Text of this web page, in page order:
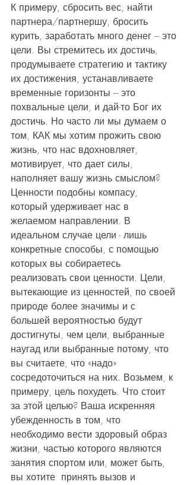
К примеру, сбросить вес, найти
партнера/партнершу, бросить
курить, заработать много денег – это
цели. Вы стремитесь их достичь,
продумываете стратегию и тактику
их достижения, устанавливаете
временные горизонты – это
похвальные цели, и дай-то Бог их
достичь. Но часто ли мы думаем о
том, КАК мы хотим прожить свою
жизнь, что нас вдохновляет,
мотивирует, что дает силы,
наполняет вашу жизнь смыслом?
Ценности подобны компасу,
который удерживает нас в
желаемом направлении. В
идеальном случае цели - лишь
конкретные способы, с помощью
которых вы собираетесь
реализовать свои ценности. Цели,
вытекающие из ценностей, по своей
природе более значимы и с
большей вероятностью будут
достигнуты, чем цели, выбранные
наугад или выбранные потому, что
вы считаете, что «надо»
сосредоточиться на них. Возьмем, к
примеру, цель похудеть. Что стоит
за этой целью? Ваша искренняя
убежденность в том, что
необходимо вести здоровый образ
жизни, частью которого являются
занятия спортом или, может быть,
вы хотите  принять вызов и